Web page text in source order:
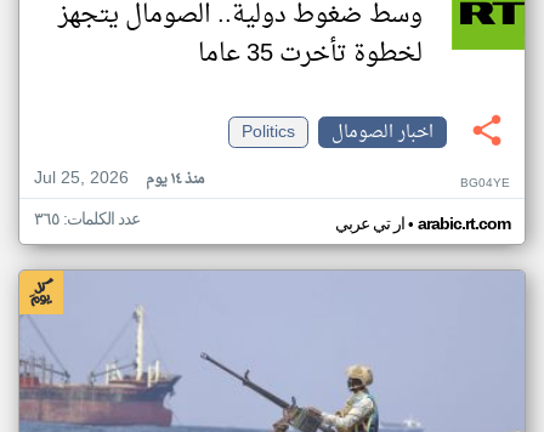
وسط ضغوط دولية.. الصومال يتجهز
لخطوة تأخرت 35 عاما
اخبار الصومال
Politics
Jul 25, 2026
منذ ١٤ يوم BG04YE
ار تي عربي• arabic.rt.com عدد الكلمات: ٣٦٥